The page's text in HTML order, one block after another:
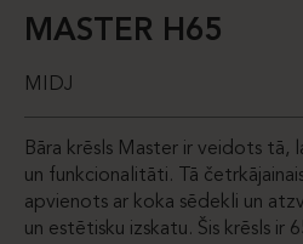
MASTER H65
MIDJ
Bāra krēsls Master ir veidots tā,
un funkcionalitāti. Tā
apvienots ar koka sēdekli un
un estētisku izskatu. Šis krēsls ir